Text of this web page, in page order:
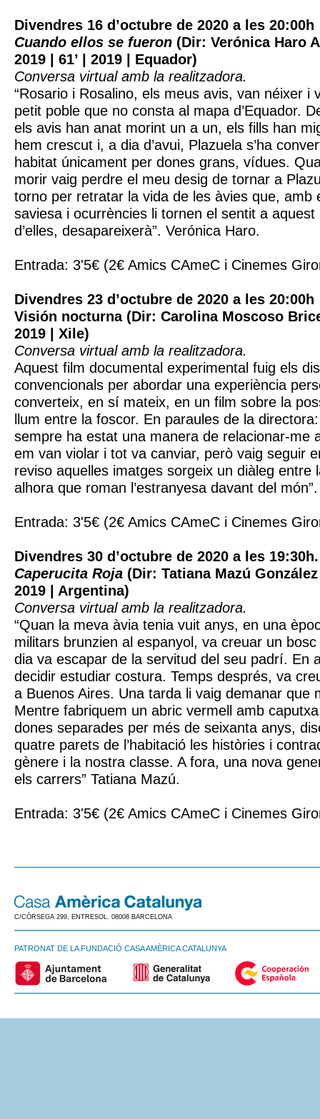
Divendres 16 d’octubre de 2020 a les 20:00h
Cuando ellos se fueron (Dir: Verónica Haro
2019 | 61’ | 2019 | Equador)
Conversa virtual amb la realitzadora.
“Rosario i Rosalino, els meus avis, van néixer i
petit poble que no consta al mapa d’Equador.
els avis han anat morint un a un, els fills han
hem crescut i, a dia d’avui, Plazuela s’ha
habitat únicament per dones grans, vídues.
morir vaig perdre el meu desig de tornar a
torno per retratar la vida de les àvies que, amb
saviesa i ocurrències li tornen el sentit a
d’elles, desapareixerà”. Verónica Haro.
Entrada: 3'5€ (2€ Amics CAmeC i Cinemes
Divendres 23 d’octubre de 2020 a les 20:00h
Visión nocturna (Dir: Carolina Moscoso
2019 | Xile)
Conversa virtual amb la realitzadora.
Aquest film documental experimental fuig els
convencionals per abordar una experiència
converteix, en sí mateix, en un film sobre la
llum entre la foscor. En paraules de la
sempre ha estat una manera de relacionar-me
em van violar i tot va canviar, però vaig seguir
reviso aquelles imatges sorgeix un diàleg entre
alhora que roman l’estranyesa davant del món”.
Entrada: 3'5€ (2€ Amics CAmeC i Cinemes
Divendres 30 d’octubre de 2020 a les 19:30h.
Caperucita Roja (Dir: Tatiana Mazú
2019 | Argentina)
Conversa virtual amb la realitzadora.
“Quan la meva àvia tenia vuit anys, en una
militars brunzien al espanyol, va creuar un
dia va escapar de la servitud del seu padrí. En
decidir estudiar costura. Temps després, va
a Buenos Aires. Una tarda li vaig demanar que
Mentre fabriquem un abric vermell amb
dones separades per més de seixanta anys,
quatre parets de l’habitació les històries i
gènere i la nostra classe. A fora, una nova
els carrers” Tatiana Mazú.
Entrada: 3'5€ (2€ Amics CAmeC i Cinemes
C/CÒRSEGA 299, ENTRESOL. 08008 BARCELONA
PATRONAT DE LA FUNDACIÓ CASA AMÈRICA CATALUNYA